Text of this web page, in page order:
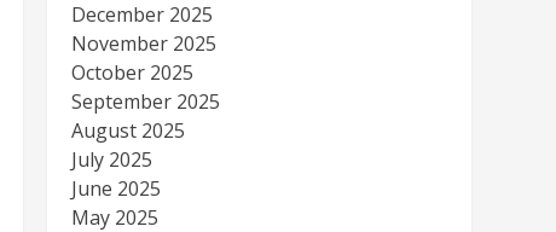
December 2025
November 2025
October 2025
September 2025
August 2025
July 2025
June 2025
May 2025